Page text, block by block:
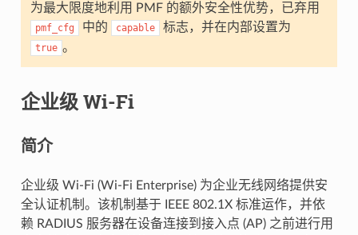
为最大限度地利用 PMF 的额外安全性优势，已弃用
pmf_cfg 中的 capable 标志，并在内部设置为
true 。
企业级 Wi-Fi
简介
企业级 Wi-Fi (Wi-Fi Enterprise) 为企业无线网络提供安
全认证机制。该机制基于 IEEE 802.1X 标准运作，并依
赖 RADIUS 服务器在设备连接到接入点 (AP) 之前进行用